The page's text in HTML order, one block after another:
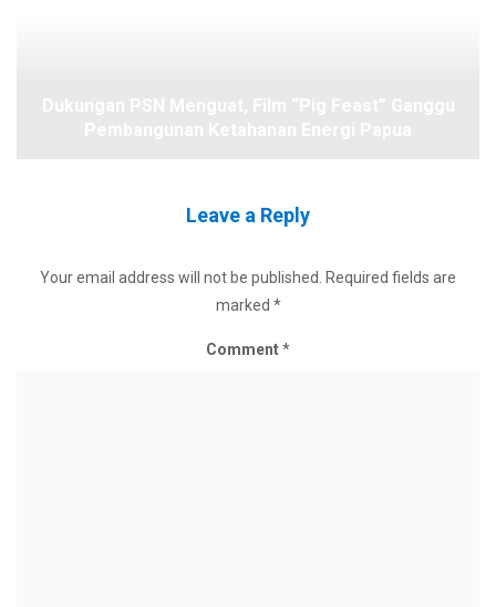
Leave a Reply
Your email address will not be published.
Required fields are
marked *
Comment*